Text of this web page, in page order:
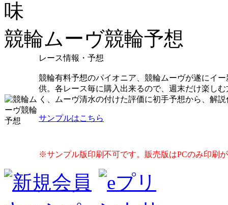
競輪ムーヴ競輪予想
レース情報・予想
競輪有料予想のパイオニア、競輪ムーヴが遂にイ
供。各レース毎に購入出来るので、週末だけ楽し
く、ムーヴ清水の付けた評価に初手予想から、解
サンプルはこちら
※サンプル版印刷不可です。販売版はPCのみ印刷